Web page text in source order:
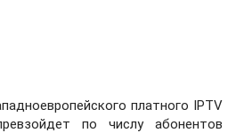
платного IPTV
по числу абонентов